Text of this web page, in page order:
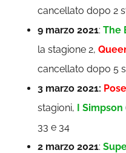
cancellato dopo 2
9 marzo 2021:The
la stagione 2,
cancellato dopo 5
3 marzo 2021: Pose
stagioni, I Simpson
33 e 34
2 marzo 2021: